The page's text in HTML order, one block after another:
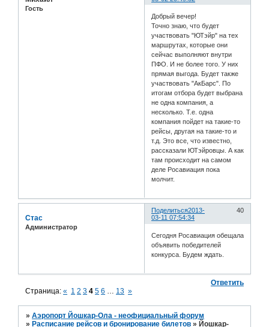
Гость
Добрый вечер!
Точно знаю, что будет
участвовать "ЮТэйр" на тех
маршрутах, которые они
сейчас выполняют внутри
ПФО. И не более того. У них
прямая выгода. Будет также
участвовать "АкБарс". По
итогам отбора будет выбрана
не одна компания, а
несколько. Т.е. одна
компания пойдет на такие-то
рейсы, другая на такие-то и
т.д. Это все, что известно,
рассказали ЮТэйровцы. А как
там происходит на самом
деле Росавиация пока
молчит.
Поделиться 40
2013-
03-11 07:54:34
Стас
Администратор
Сегодня Росавиация обещала
объявить победителей
конкурса. Будем ждать.
Ответить
Страница:« 1 2 3 4 5 6 13 »
»Аэропорт Йошкар-Ола - неофициальный форум
» Расписание рейсов и бронирование билетов » Йошкар-